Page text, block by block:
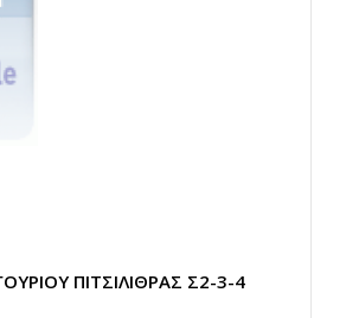
ΠΙΤΣΙΛΙΘΡΑΣ Σ2-3-4